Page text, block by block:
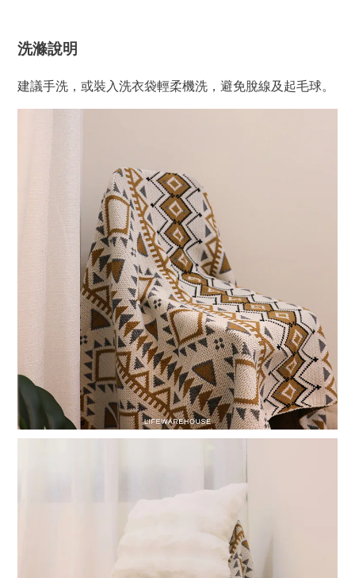
洗滌說明
建議手洗，或裝入洗衣袋輕柔機洗，避免脫線及起毛球。